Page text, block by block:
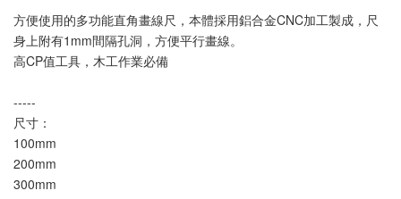
方便使用的多功能直角畫線尺，本體採用鋁合金CNC加工製成，尺
身上附有1mm間隔孔洞，方便平行畫線。
高CP值工具，木工作業必備
-----
尺寸：
100mm
200mm
300mm